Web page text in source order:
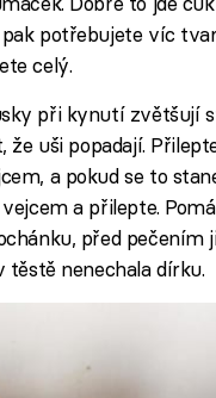
pak potřebujete víc
celý.
při kynutí zvětšují
že uši popadají.
a pokud se to
a přilepte.
před pečením
nenechala dírku.